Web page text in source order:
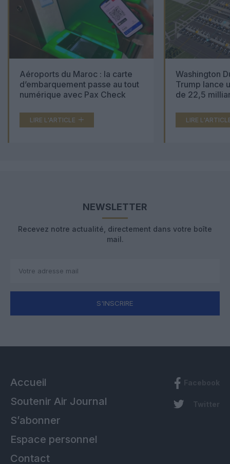
Aéroports du Maroc : la carte
d’embarquement passe au tout
numérique avec Pax Check
LIRE L'ARTICLE
Washington
Trump lance
de 22,5
LIRE
NEWSLETTER
Recevez notre actualité, directement dans votre boîte
mail.
S'INSCRIRE
Accueil
Soutenir Air Journal
S’abonner
Espace personnel
Contact